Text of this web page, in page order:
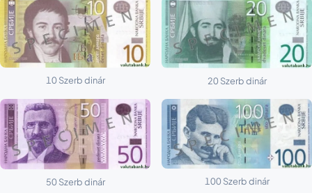
10 Szerb dinár 20 Szerb dinár
50 Szerb dinár 100 Szerb dinár